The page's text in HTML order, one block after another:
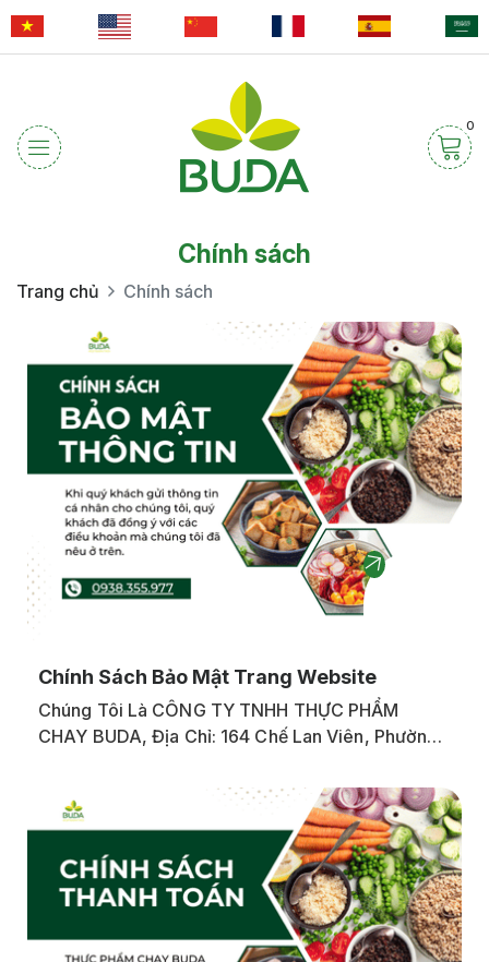
0
Chính sách
Trang chủ Chính sách
Chính Sách Bảo Mật Trang Website
Chúng Tôi Là CÔNG TY TNHH THỰC PHẨM
CHAY BUDA, Địa Chỉ: 164 Chế Lan Viên, Phường